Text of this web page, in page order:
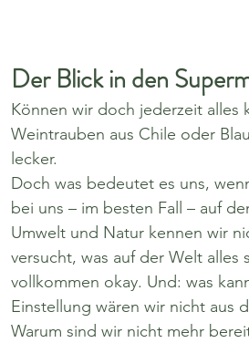
Der Blick in den
Können wir doch jederzeit alles
Weintrauben aus Chile oder
lecker.
Doch was bedeutet es uns,
bei uns – im besten Fall – auf
Umwelt und Natur kennen wir
versucht, was auf der Welt
vollkommen okay. Und: was
Einstellung wären wir nicht aus
Warum sind wir nicht mehr